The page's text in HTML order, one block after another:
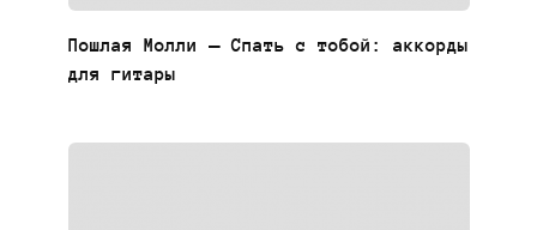
Пошлая Молли — Спать с тобой: аккорды
для гитары